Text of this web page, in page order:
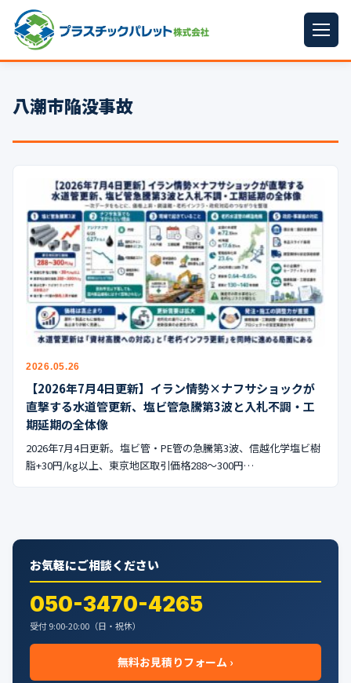
パレットサイズ
プラパレット ▼
コンテナ
中古パレット
再生原料
梱包資材
イラン情勢まとめ
公式ブログ
会社案内
🇺🇸🇰🇷🇹🇼🇻🇳
八潮市陥没事故
2026.05.26
【2026年7月4日更新】イラン情勢×ナフサショックが
直撃する水道管更新、塩ビ管急騰第3波と入札不調・工
期延期の全体像
2026年7月4日更新。塩ビ管・PE管の急騰第3波、信越化学塩ビ樹
脂+30円/kg以上、東京地区取引価格288〜300円…
お気軽にご相談ください
050-3470-4265
受付 9:00-20:00（日・祝休）
無料お見積りフォーム ›